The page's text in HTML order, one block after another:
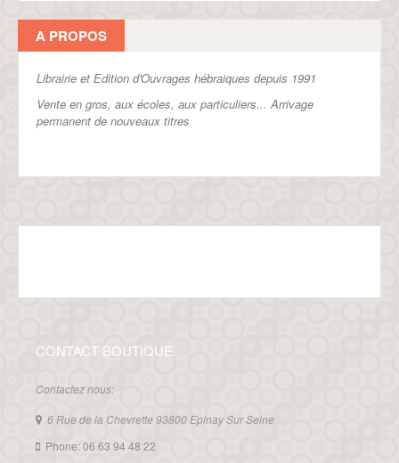
A PROPOS
Librairie et Edition d'Ouvrages hébraiques depuis 1991
Vente en gros, aux écoles, aux particuliers...Arrivage
permanent de nouveaux titres
CONTACT BOUTIQUE
Contactez nous:
6 Rue de la Chevrette 93800 Epinay Sur Seine
Phone: 06 63 94 48 22